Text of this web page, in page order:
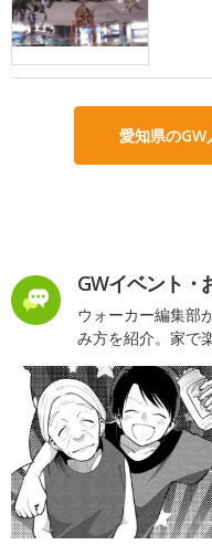
愛知県の
GWイベント・
ウォーカー編集部
み方を紹介。家で